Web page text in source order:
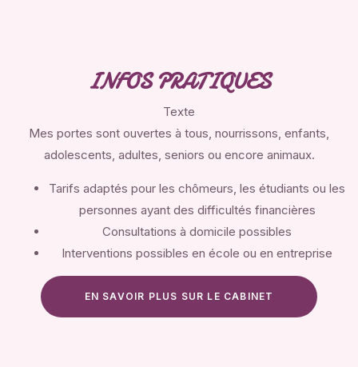
INFOS PRATIQUES
Texte
Mes portes sont ouvertes à tous, nourrissons, enfants,
adolescents, adultes, seniors ou encore animaux.
Tarifs adaptés pour les chômeurs, les étudiants ou les
personnes ayant des difficultés financières
Consultations à domicile possibles
Interventions possibles en école ou en entreprise
EN SAVOIR PLUS SUR LE CABINET